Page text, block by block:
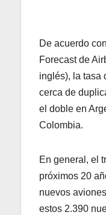
De acuerdo
Forecast de
inglés), la tasa
cerca de
el doble en
Colombia.
En general, el
próximos 20
nuevos
estos 2.390